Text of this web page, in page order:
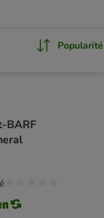
Popularité
BARF